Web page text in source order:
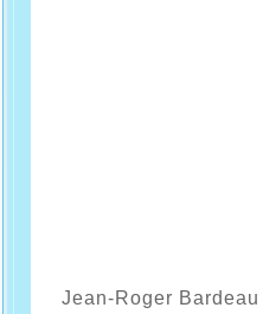
Jean-Roger Bardeau